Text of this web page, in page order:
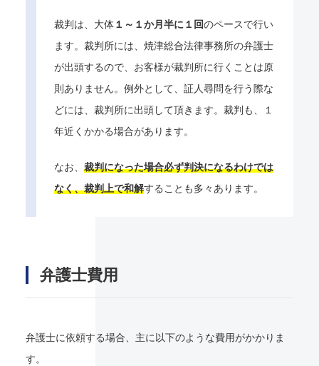
裁判は、大体１～１か月半に１回のペースで行い
ます。裁判所には、焼津総合法律事務所の弁護士
が出頭するので、お客様が裁判所に行くことは原
則ありません。例外として、証人尋問を行う際な
どには、裁判所に出頭して頂きます。裁判も、１
年近くかかる場合があります。
なお、 裁判になった場合必ず判決になるわけでは
なく、裁判上で和解することも多々あります。
弁護士費用
弁護士に依頼する場合、主に以下のような費用がかかりま
す。